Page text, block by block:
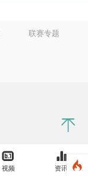
视频 资讯
联赛专题